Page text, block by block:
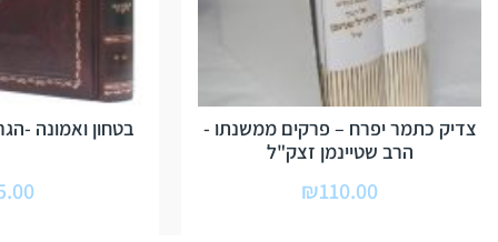
צדיק כתמר יפרח – פרקים ממשנתו -
הרב שטיינמן זצק"ל
₪110.00
בטחון ואמונה -